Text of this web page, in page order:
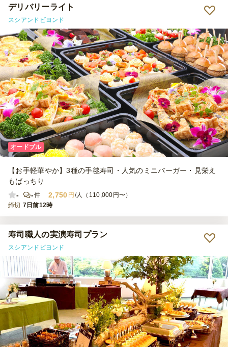
スが特に好評でした。サンドイッチは時間が経ってもパンがふんわり
していたし、総じてとても満足です！今回、教育機関での、地域の方
をお招きしての夏祭りで老若男女様々な方が対象でしたが、バラエテ
ィに富んでいたのでどなたにも召し上がれるものがあり、よかったで
す。容器なども安っぽいものではなかったので、そのままお出しで
き、助かりました。強いて言うならトングが紙製なので時間の経過と
ともに耐久性に少しだけ不安はありました。でも総じてコスパも納得
できましたし、不満なしです。また来年も実施の場合ぜひ利用を検討
させていただきます。
デリバリーライト
スシアンドビヨンド
オードブル
【お手軽華やか】3種の手毬寿司・人気のミニバーガー・見栄え
もばっちり
-
-件 2,750 円/人（110,000円〜）
締切 7日前12時
寿司職人の実演寿司プラン
スシアンドビヨンド